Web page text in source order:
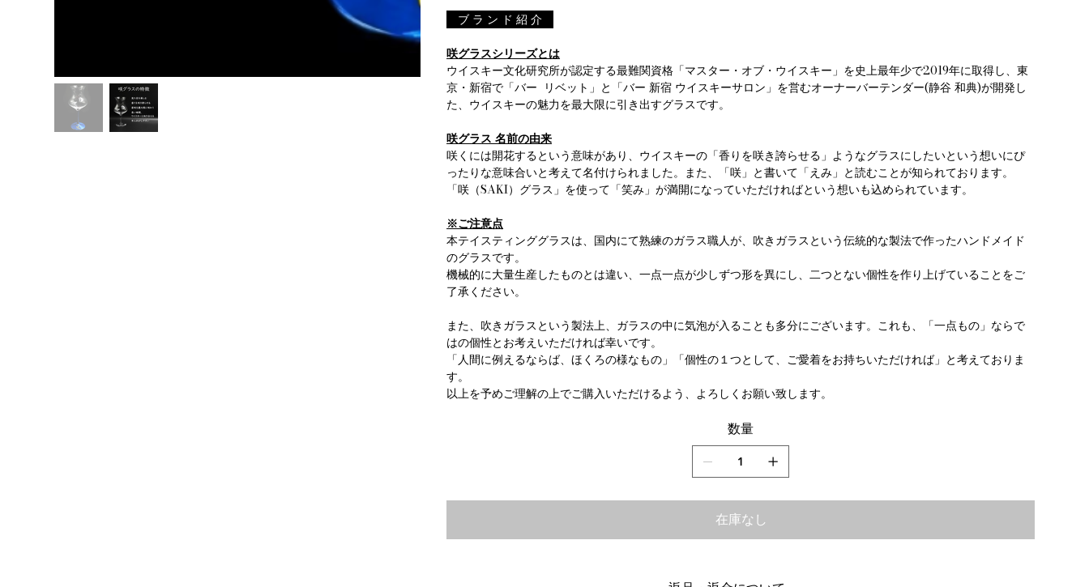
ブ ラ ン ド 紹 介
咲グラスシリーズとは
ウイスキー文化研究所が認定する最難関資格「マスター・オブ・ウイスキー」を史上最年少で2019年に取得し、東
京・新宿で「バー リベット」と「バー 新宿 ウイスキーサロン」を営むオーナーバーテンダー(静谷 和典)が開発し
た、ウイスキーの魅力を最大限に引き出すグラスです。
咲グラス 名前の由来
咲くには開花するという意味があり、ウイスキーの「香りを咲き誇らせる」ようなグラスにしたいという想いにぴ
ったりな意味合いと考えて名付けられました。また、「咲」と書いて「えみ」と読むことが知られております。
「咲（SAKI）グラス」を使って「笑み」が満開になっていただければという想いも込められています。
※ご注意点
本テイスティンググラスは、国内にて熟練のガラス職人が、吹きガラスという伝統的な製法で作ったハンドメイド
のグラスです。
機械的に大量生産したものとは違い、一点一点が少しずつ形を異にし、二つとない個性を作り上げていることをご
了承ください。
また、吹きガラスという製法上、ガラスの中に気泡が入ることも多分にございます。これも、「一点もの」ならで
はの個性とお考えいただければ幸いです。
「人間に例えるならば、ほくろの様なもの」「個性の１つとして、ご愛着をお持ちいただければ」と考えておりま
す。
以上を予めご理解の上でご購入いただけるよう、よろしくお願い致します。
数量
在庫なし